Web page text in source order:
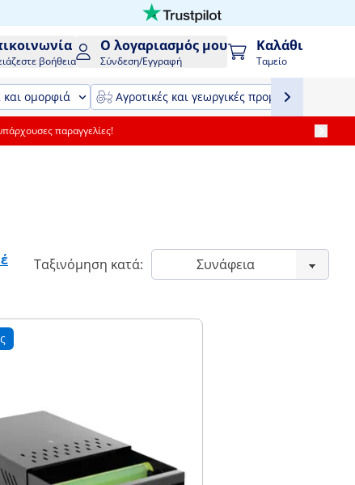
βοήθεια
Ο λογαριασμός μου
Σύνδεση/Εγγραφή
Καλάθι
Ταμείο
και ομορφιά Αγροτικές και γεωργικές προμήθειες και
παραγγελίες!
Ταξινόμηση κατά: